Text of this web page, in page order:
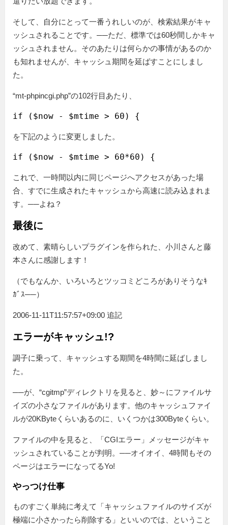
そして、自分にとって一番うれしいのが、検索結果がキャ
ッシュされることです。──ただ、標準では60秒間しかキャ
ッシュされません。そのあたりは何らかの事情があるのか
も知れませんが、キャッシュ期間を延ばすことにしまし
た。
“mt-phpincgi.php”の102行目あたり、
を下記のように変更しました。
これで、一時間以内に同じページへアクセスがあった場
合、すでに生成されたキャッシュから高速に読み込まれま
す。──よね？
最後に
改めて、素晴らしいプラグインを作られた、小川さんと藤
本さんに感謝します！
（でもなんか、いろいろとツッコミどころがありそうなｷ
ｶﾞｽ──）
2006-11-11T11:57:57+09:00 追記
エラーがキャッシュ!?
調子に乗って、キャッシュする期間を4時間に延ばしまし
た。
──が、“cgitmp”ディレクトリを見ると、妙～にファイルサ
イズの小さなファイルがあります。他のキャッシュファイ
ルが20KByteくらいあるのに、いくつかは300Byteくらい。
ファイルの中を見ると、「CGIエラー」メッセージがキャ
ッシュされていることが判明。──オイオイ、4時間もその
ページはエラーになってるYo!
やっつけ仕事
ものすごく単純に考えて「キャッシュファイルのサイズが
極端に小さかったら削除する」といいのでは、ということ